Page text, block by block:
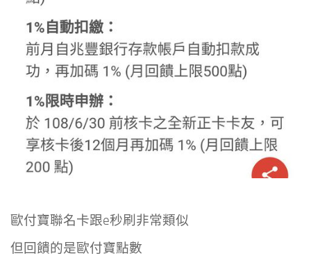
歐付寶聯名卡跟e秒刷非常類似
但回饋的是歐付寶點數